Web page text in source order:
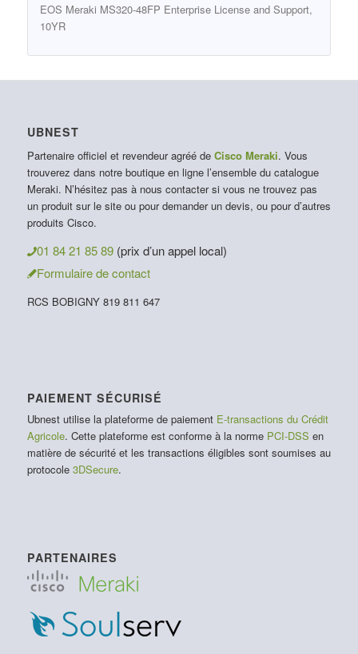
EOS Meraki MS320-48FP Enterprise License and Support,
10YR
UBNEST
Partenaire officiel et revendeur agréé de Cisco Meraki. Vous
trouverez dans notre boutique en ligne l’ensemble du catalogue
Meraki. N’hésitez pas à nous contacter si vous ne trouvez pas
un produit sur le site ou pour demander un devis, ou pour d’autres
produits Cisco.
01 84 21 85 89 (prix d’un appel local)
Formulaire de contact
RCS BOBIGNY 819 811 647
PAIEMENT SÉCURISÉ
Ubnest utilise la plateforme de paiement E-transactions du Crédit
Agricole. Cette plateforme est conforme à la norme PCI-DSS en
matière de sécurité et les transactions éligibles sont soumises au
protocole 3DSecure.
PARTENAIRES